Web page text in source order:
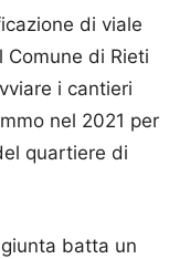
di viale
Comune di Rieti
i cantieri
nel 2021 per
quartiere di
batta un